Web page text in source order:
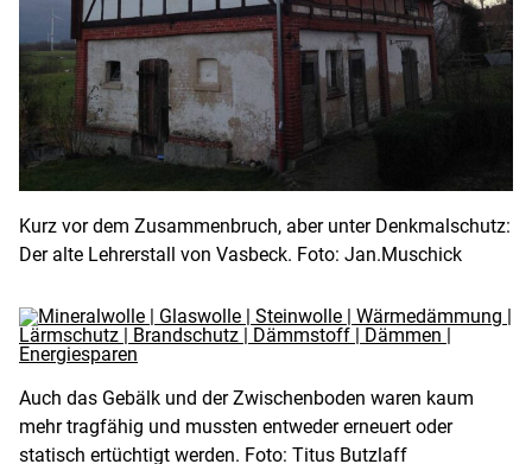
Kurz vor dem Zusammenbruch, aber unter Denkmalschutz:
Der alte Lehrerstall von Vasbeck. Foto: Jan.Muschick
Auch das Gebälk und der Zwischenboden waren kaum
mehr tragfähig und mussten entweder erneuert oder
statisch ertüchtigt werden. Foto: Titus Butzlaff